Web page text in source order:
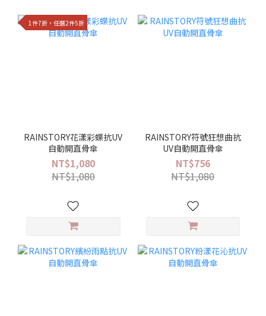
1件7折，任選2件5折
RAINSTORY花漾彩蝶抗UV
自動開直骨傘
NT$1,080
NT$1,080
RAINSTORY符號狂想曲抗
UV自動開直骨傘
NT$756
NT$1,080